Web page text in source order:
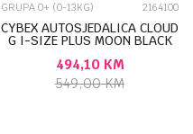
GRUPA 0+ (0-13KG) 2164100
CYBEX AUTOSJEDALICA CLOUD
G I-SIZE PLUS MOON BLACK
494,10 KM
549,00KM